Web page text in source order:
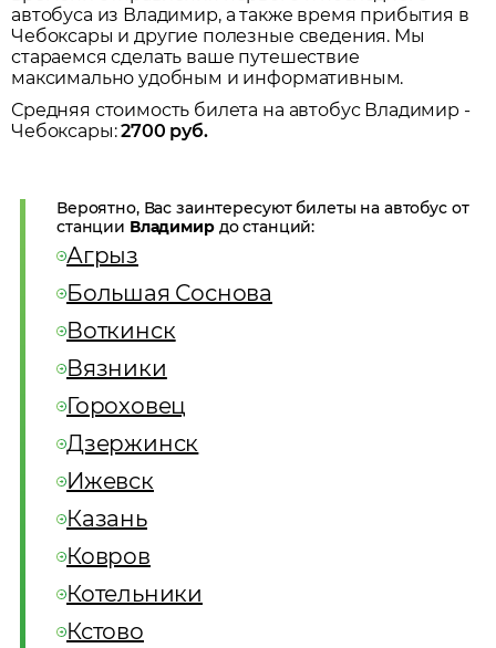
автобуса из Владимир, а также время прибытия в
Чебоксары и другие полезные сведения. Мы
стараемся сделать ваше путешествие
максимально удобным и информативным.
Средняя стоимость билета на автобус Владимир-
Чебоксары: 2700 руб.
Вероятно, Вас заинтересуют билеты на автобус от
станции Владимирдо станций:
Агрыз
Большая Соснова
Воткинск
Вязники
Гороховец
Дзержинск
Ижевск
Казань
Ковров
Котельники
Кстово